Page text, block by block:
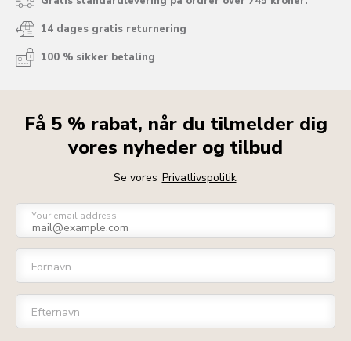
14 dages gratis returnering
100 % sikker betaling
Få 5 % rabat, når du tilmelder dig
vores nyheder og tilbud
Se vores Privatlivspolitik
Your email address
Fornavn
Efternavn